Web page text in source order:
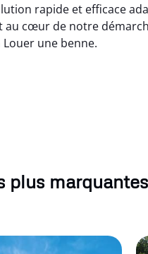
rapide et efficace
cœur de notre
une benne.
plus marquantes